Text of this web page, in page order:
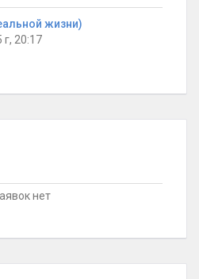
жизни)
20:17
нет